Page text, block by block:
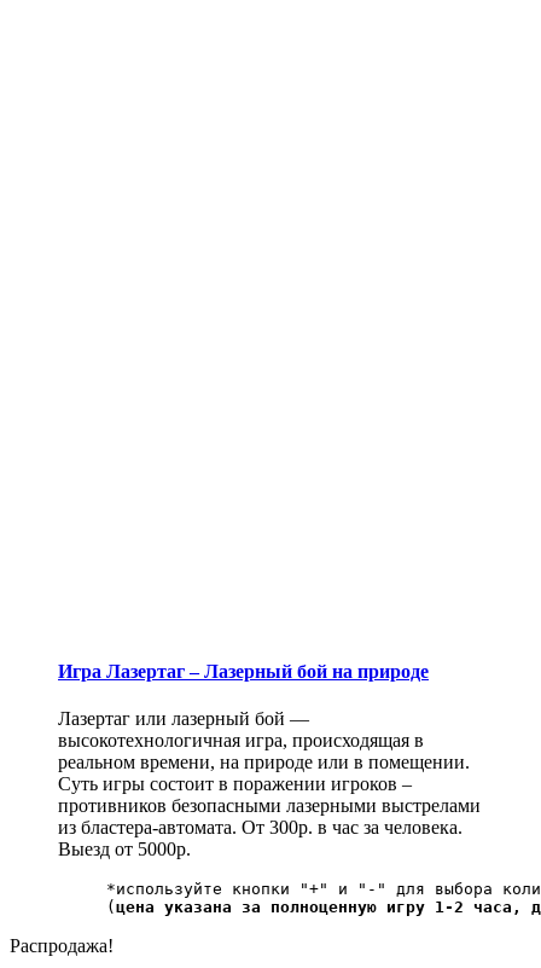
Игра Лазертаг – Лазерный бой на природе
Лазертаг или лазерный бой —
высокотехнологичная игра, происходящая в
реальном времени, на природе или в помещении.
Суть игры состоит в поражении игроков –
противников безопасными лазерными выстрелами
из бластера-автомата. От 300р. в час за человека.
Выезд от 5000р.
*используйте кнопки "+" и "-" для выбора
( цена указана за полноценную игру 1-2
Распродажа!